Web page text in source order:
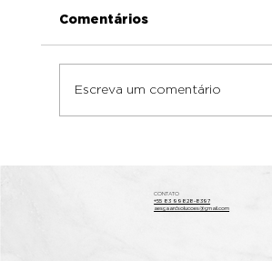
CONTATO
+55 83 99828-8397
aesgaardsolucoes@gmail.com
Comentários
Escreva um comentário